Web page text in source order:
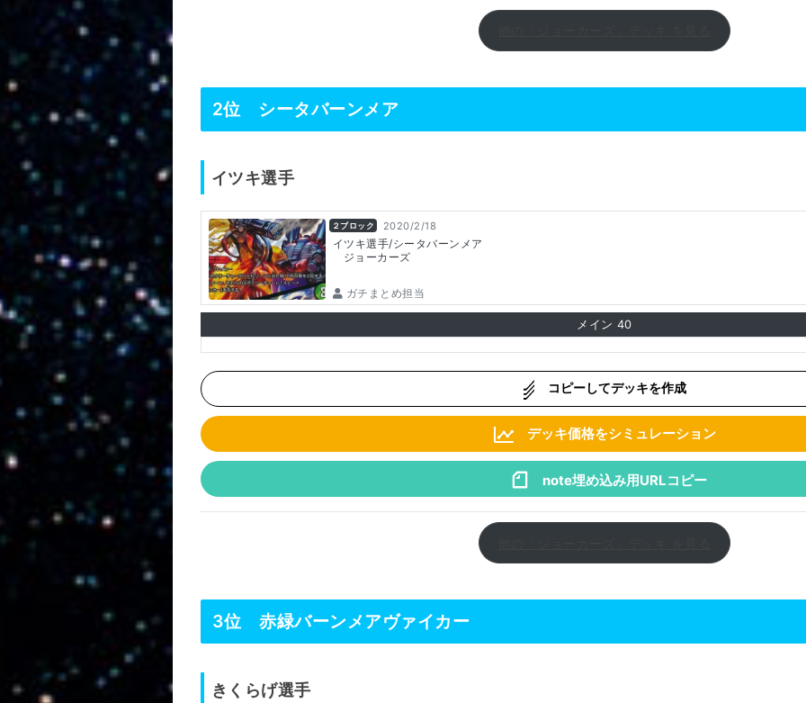
2位 シータバーンメア
イツキ選手
２ブロック 2020/2/18
イツキ選手/シータバーンメア
ジョーカーズ
ガチまとめ担当
メイン 40
コピーしてデッキを作成
デッキ価格をシミュレーション
note埋め込み用URLコピー
3位 赤緑バーンメアヴァイカー
きくらげ選手